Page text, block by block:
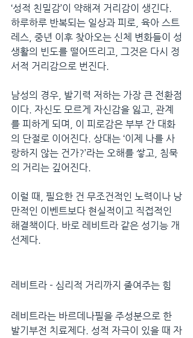
‘성적 친밀감’이 약해져 거리감이 생긴다.
하루하루 반복되는 일상과 피로, 육아 스트
레스, 중년 이후 찾아오는 신체 변화들이 성
생활의 빈도를 떨어뜨리고, 그것은 다시 정
서적 거리감으로 번진다.
남성의 경우, 발기력 저하는 가장 큰 전환점
이다. 자신도 모르게 자신감을 잃고, 관계
를 피하게 되며, 이 피로감은 부부 간 대화
의 단절로 이어진다. 상대는 ‘이제 나를 사
랑하지 않는 건가?’라는 오해를 쌓고, 침묵
의 거리는 깊어진다.
이럴 때, 필요한 건 무조건적인 노력이나 낭
만적인 이벤트보다 현실적이고 직접적인
해결책이다. 바로 레비트라 같은 성기능 개
선제다.
레비트라 - 심리적 거리까지 줄여주는 힘
레비트라는 바르데나필을 주성분으로 한
발기부전 치료제다. 성적 자극이 있을 때 자